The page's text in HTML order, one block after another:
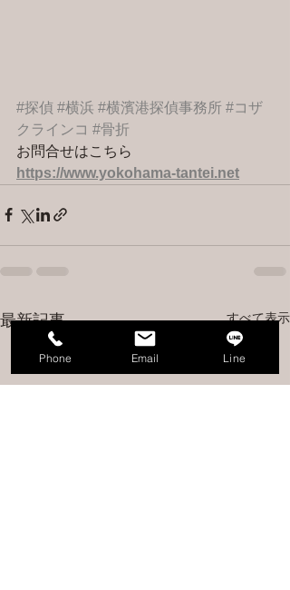
#探偵 #横浜 #横濱港探偵事務所 #コザ
クラインコ #骨折
お問合せはこちら
https://www.yokohama-tantei.net
最新記事 すべて表示
Phone Email Line